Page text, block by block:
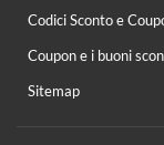
Codici Sconto e
Coupon e i buoni
Sitemap